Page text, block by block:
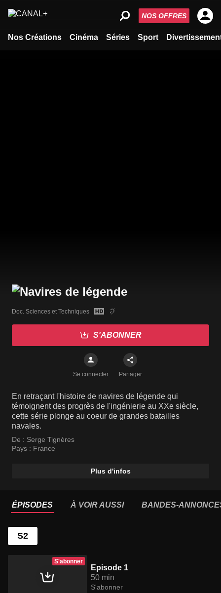
Nos Créations Cinéma Séries Sport
NOS OFFRES
Doc. Sciences et Techniques
S'ABONNER
Se connecter Partager
En retraçant l'histoire de navires de légende qui
témoignent des progrès de l'ingénierie au XXe siècle,
cette série plonge au coeur de grandes batailles
navales.
De : Serge Tignères
Pays : France
Plus d'infos
ÉPISODES À VOIR AUSSI BANDES-
S2
S'abonner
Episode 1
50 min
S'abonner